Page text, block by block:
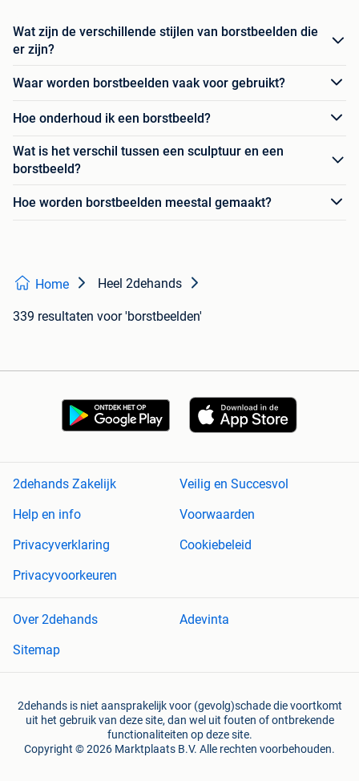
Wat zijn de verschillende stijlen van borstbeelden die
er zijn?
Waar worden borstbeelden vaak voor gebruikt?
Hoe onderhoud ik een borstbeeld?
Wat is het verschil tussen een sculptuur en een
borstbeeld?
Hoe worden borstbeelden meestal gemaakt?
Home Heel 2dehands
339 resultaten voor 'borstbeelden'
2dehands Zakelijk
Veilig en Succesvol
Help en info
Voorwaarden
Privacyverklaring
Cookiebeleid
Privacyvoorkeuren
Over 2dehands
Adevinta
Sitemap
2dehands is niet aansprakelijk voor (gevolg)schade die voortkomt
uit het gebruik van deze site, dan wel uit fouten of ontbrekende
functionaliteiten op deze site.
Copyright © 2026 Marktplaats B.V. Alle rechten voorbehouden.